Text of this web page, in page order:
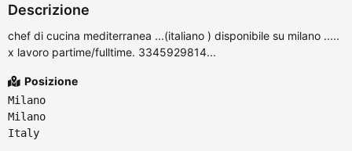
Descrizione
chef di cucina mediterranea ...(italiano ) disponibile su milano .....
x lavoro partime/fulltime. 3345929814...
Posizione
Milano
Milano
Italy